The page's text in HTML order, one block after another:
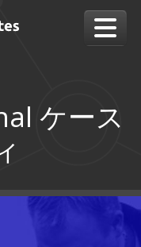
ケース